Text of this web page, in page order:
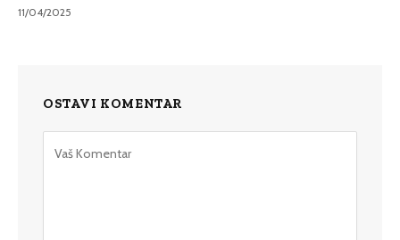
11/04/2025
OSTAVI KOMENTAR